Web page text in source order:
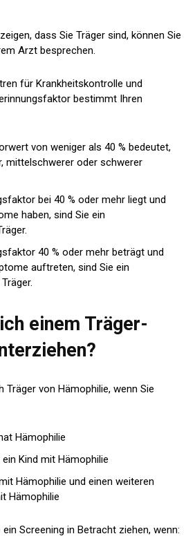
dass Sie Träger sind, können Sie
Arzt besprechen.
für Krankheitskontrolle und
bestimmt Ihren
von weniger als 40 % bedeutet,
mittelschwerer oder schwerer
bei 40 % oder mehr liegt und
haben, sind Sie ein
40 % oder mehr beträgt und
auftreten, sind Sie ein
einem Träger-
Träger von Hämophilie, wenn Sie
Hämophilie
Kind mit Hämophilie
Hämophilie und einen weiteren
Hämophilie
Screening in Betracht ziehen, wenn: